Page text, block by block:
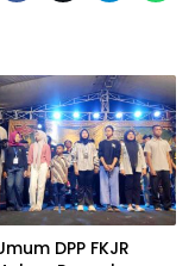
DPP FKJR